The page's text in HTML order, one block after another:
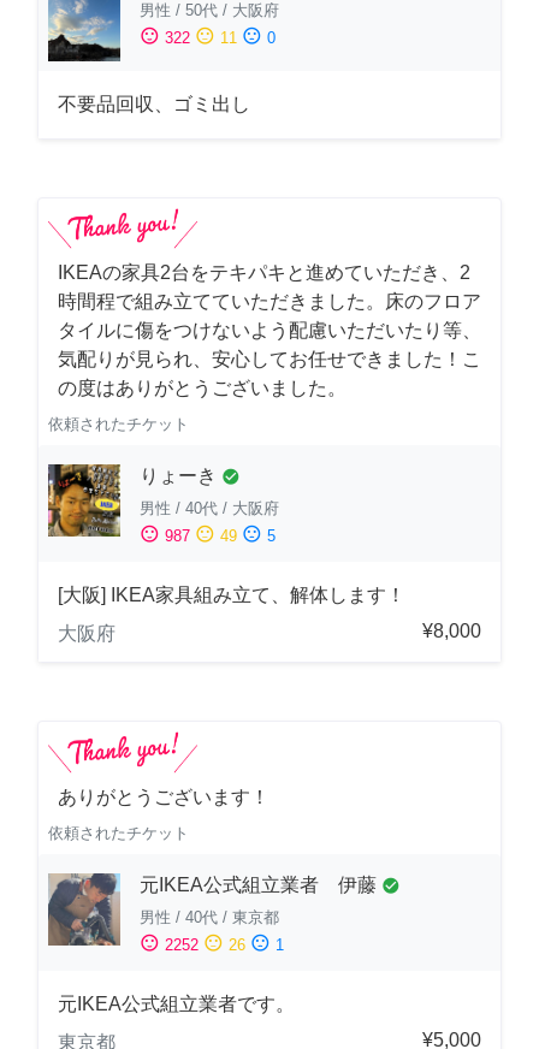
男性 / 50代 / 大阪府
sentiment_satisfied 322 sentiment_neutral 11 sentiment_dissatisfied 0
不要品回収、ゴミ出し
IKEAの家具2台をテキパキと進めていただき、2
時間程で組み立てていただきました。床のフロア
タイルに傷をつけないよう配慮いただいたり等、
気配りが見られ、安心してお任せできました！こ
の度はありがとうございました。
依頼されたチケット
りょーき check_circle
男性 / 40代 / 大阪府
sentiment_satisfied 987 sentiment_neutral 49 sentiment_dissatisfied 5
[大阪] IKEA家具組み立て、解体します！
大阪府
¥8,000
ありがとうございます！
依頼されたチケット
元IKEA公式組立業者 伊藤 check_circle
男性 / 40代 / 東京都
sentiment_satisfied 2252 sentiment_neutral 26 sentiment_dissatisfied 1
元IKEA公式組立業者です。
東京都
¥5,000